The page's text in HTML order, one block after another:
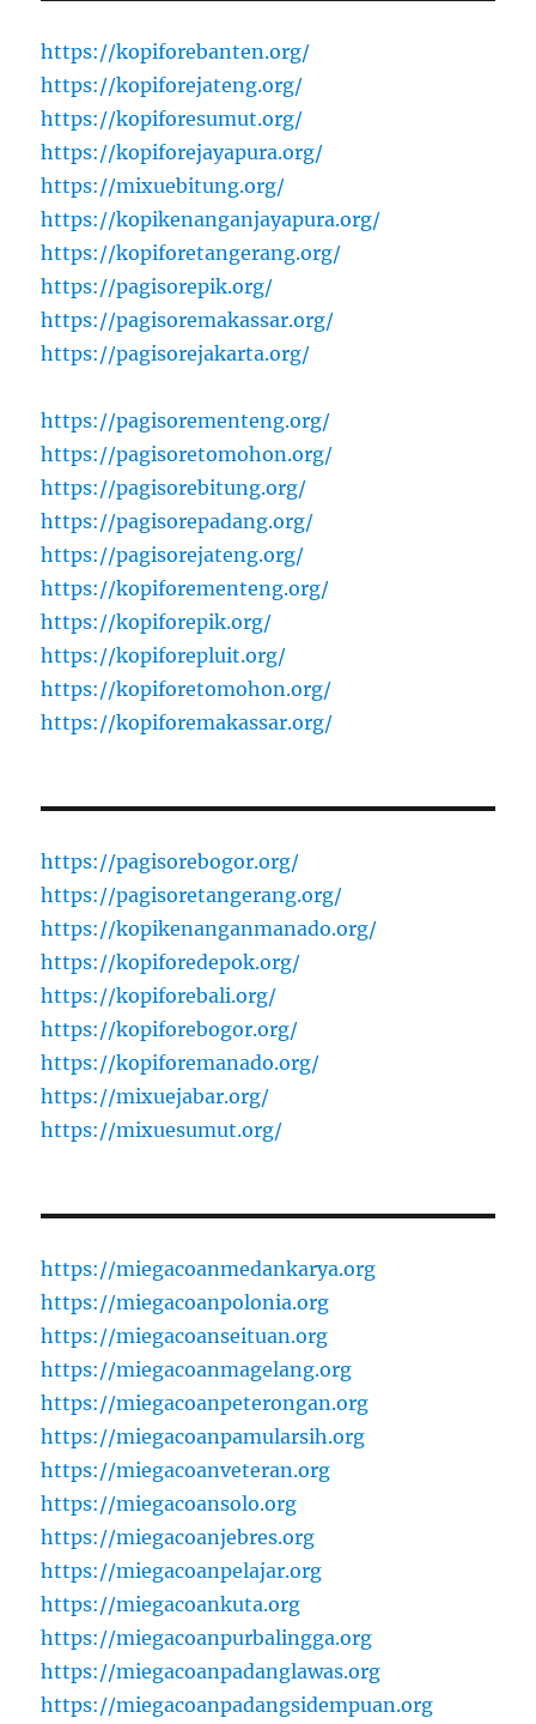
https://kopiforebanten.org/
https://kopiforejateng.org/
https://kopiforesumut.org/
https://kopiforejayapura.org/
https://mixuebitung.org/
https://kopikenanganjayapura.org/
https://kopiforetangerang.org/
https://pagisorepik.org/
https://pagisoremakassar.org/
https://pagisorejakarta.org/
https://pagisorementeng.org/
https://pagisoretomohon.org/
https://pagisorebitung.org/
https://pagisorepadang.org/
https://pagisorejateng.org/
https://kopiforementeng.org/
https://kopiforepik.org/
https://kopiforepluit.org/
https://kopiforetomohon.org/
https://kopiforemakassar.org/
https://pagisorebogor.org/
https://pagisoretangerang.org/
https://kopikenanganmanado.org/
https://kopiforedepok.org/
https://kopiforebali.org/
https://kopiforebogor.org/
https://kopiforemanado.org/
https://mixuejabar.org/
https://mixuesumut.org/
https://miegacoanmedankarya.org
https://miegacoanpolonia.org
https://miegacoanseituan.org
https://miegacoanmagelang.org
https://miegacoanpeterongan.org
https://miegacoanpamularsih.org
https://miegacoanveteran.org
https://miegacoansolo.org
https://miegacoanjebres.org
https://miegacoanpelajar.org
https://miegacoankuta.org
https://miegacoanpurbalingga.org
https://miegacoanpadanglawas.org
https://miegacoanpadangsidempuan.org